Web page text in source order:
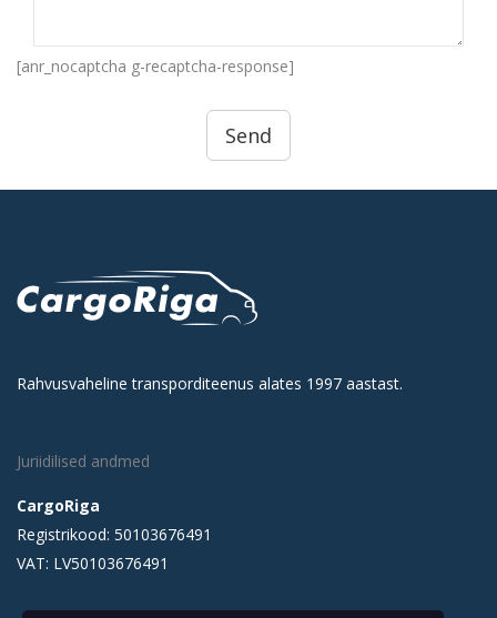
[anr_nocaptcha g-recaptcha-response]
Rahvusvaheline transporditeenus alates 1997 aastast.
Juriidilised andmed
CargoRiga
Registrikood: 50103676491
VAT: LV50103676491